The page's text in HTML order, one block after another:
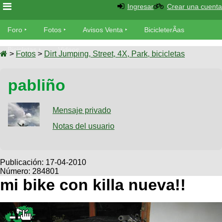
Foro
Foro
MecÃ¡nica
Fotos
SUBÃ
Galeria
Bicicletas
Viajes
Descenso
Dirt
Avisos
Ventas
SUBÃ
Buscar
Ultimos
Fotos
BicicleterÃ­
Bicicletas
Tandem
Videos
Cicloturismo
Ingresar Crear una cuenta
Foro Fotos Avisos Venta BicicleterÃ­as
Bicicletas Videos
> Fotos > Dirt Jumping, Street, 4X, Park, bicicletas
pabliño
Mensaje privado
Notas del usuario
Publicación: 17-04-2010
Número: 284801
mi bike con killa nueva!!